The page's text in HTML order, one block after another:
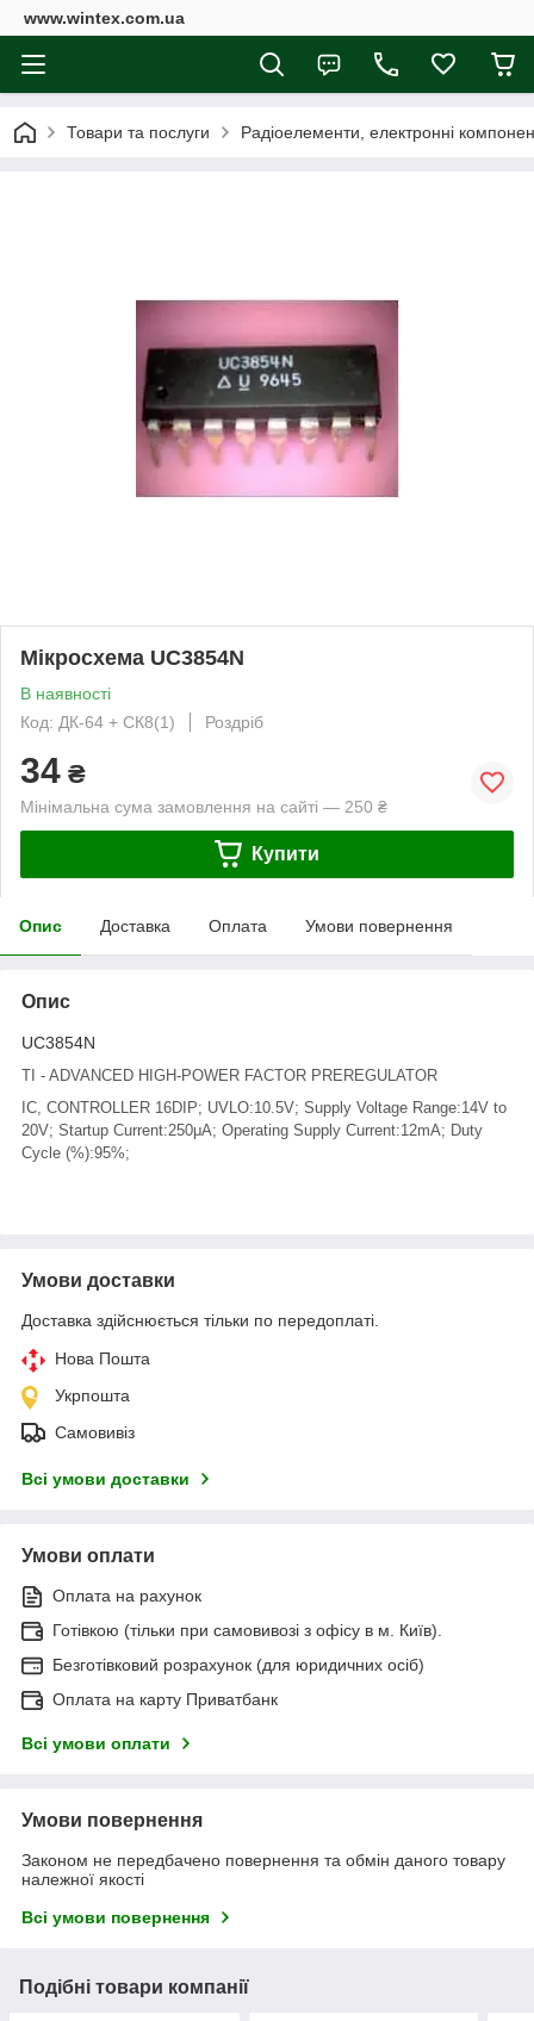
www.wintex.com.ua
Товари та послуги Радіоелементи, електронні
Мікросхема UC3854N
В наявності
Код: ДК-64 + CК8(1)
Роздріб
34 ₴
Мінімальна сума замовлення на сайті — 250 ₴
Купити
Опис Доставка Оплата Умови повернення
Опис
UC3854N
TI - ADVANCED HIGH-POWER FACTOR PREREGULATOR
IC, CONTROLLER 16DIP; UVLO:10.5V; Supply Voltage Range:14V to
20V; Startup Current:250μA; Operating Supply Current:12mA; Duty
Cycle (%):95%;
Умови доставки
Доставка здійснюється тільки по передоплаті.
Нова Пошта
Укрпошта
Самовивіз
Всі умови доставки
Умови оплати
Оплата на рахунок
Готівкою (тільки при самовивозі з офісу в м. Київ).
Безготівковий розрахунок (для юридичних осіб)
Оплата на карту Приватбанк
Всі умови оплати
Умови повернення
Законом не передбачено повернення та обмін даного товару
належної якості
Всі умови повернення
Подібні товари компанії